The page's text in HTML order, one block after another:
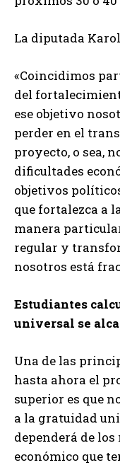
La diputada
«Coincidimos
del
ese objetivo
perder en el
proyecto, o sea,
dificultades
objetivos
que fortalezca a
manera
regular y
nosotros está
Estudiantes
universal se
Una de las
hasta ahora el
superior es que
a la gratuidad
dependerá de
económico que